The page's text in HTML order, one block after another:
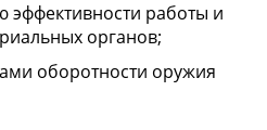
работы и
органов;
оборотности оружия